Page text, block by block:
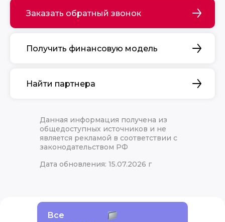
Заказать обратный звонок
Получить финансовую модель
Найти партнера
Данная информация получена из
общедоступных источников и не
является рекламой в соответствии с
законодательством РФ
Дата обновления: 15.07.2026 г
Все